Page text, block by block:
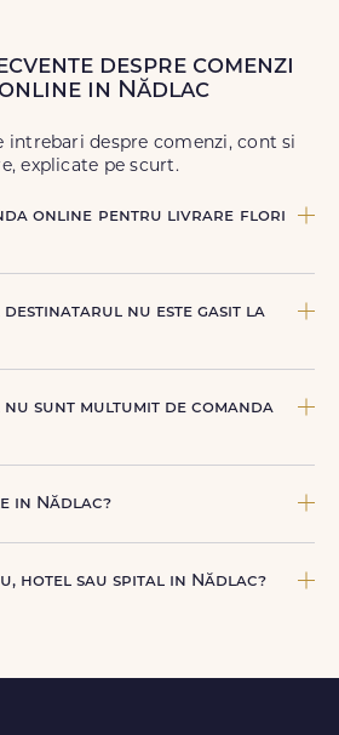
chiar și în weekend, pentru ca tu
frumos atunci când ai nevoie.
despre comenzi
in Nădlac
intrebari despre comenzi, cont si
explicate pe scurt.
online pentru livrare flori
intervalul de livrare si adresa din
comanda telefonic, la nr. +40 722
destinatarul nu este gasit la
Daca nu poate preda comanda,
solutie rapida (reprogramare sau
nu sunt multumit de comanda
fara griji.
in Nădlac?
pentru a asigura manipulare
hotel sau spital in Nădlac?
etaj, salon) ca livrarea sa decurga